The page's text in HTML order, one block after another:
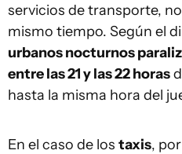
servicios de transporte,
mismo tiempo. Según el
urbanos nocturnos
entre las 21 y las 22 horas
hasta la misma hora del
En el caso de los taxis,